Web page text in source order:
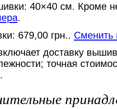
40×40 см. Кроме
.
679,00 грн.. Сменить
доставку
точная